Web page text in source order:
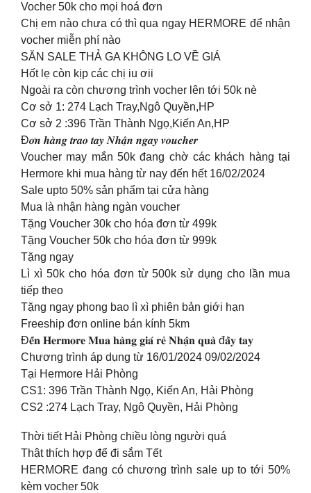
Vocher 50k cho mọi hoá đơn
Chị em nào chưa có thì qua ngay HERMORE để nhận
vocher miễn phí nào
SĂN SALE THẢ GA KHÔNG LO VỀ GIÁ
Hốt lẹ còn kịp các chị iu ơii
Ngoài ra còn chương trình vocher lên tới 50k nè
Cơ sở 1: 274 Lạch Tray,Ngô Quyền,HP
Cơ sở 2 :396 Trần Thành Ngọ,Kiến An,HP
Đ𝒐̛𝒏 𝒉𝒂̀𝒏𝒈 𝒕𝒓𝒂𝒐 𝒕𝒂𝒚 𝑵𝒉𝒂̣̂𝒏 𝒏𝒈𝒂𝒚 𝒗𝒐𝒖𝒄𝒉𝒆𝒓
Voucher may mắn 50k đang chờ các khách hàng tại
Hermore khi mua hàng từ nay đến hết 16/02/2024
Sale upto 50% sản phẩm tại cửa hàng
Mua là nhận hàng ngàn voucher
Tặng Voucher 30k cho hóa đơn từ 499k
Tặng Voucher 50k cho hóa đơn từ 999k
Tặng ngay
Lì xì 50k cho hóa đơn từ 500k sử dụng cho lần mua
tiếp theo
Tặng ngay phong bao lì xì phiên bản giới hạn
Freeship đơn online bán kính 5km
Đ𝐞̂́𝐧 𝐇𝐞𝐫𝐦𝐨𝐫𝐞 𝐌𝐮𝐚 𝐡𝐚̀𝐧𝐠 𝐠𝐢𝐚́ 𝐫𝐞̉ 𝐍𝐡𝐚̣̂𝐧 𝐪𝐮𝐚̀ đ𝐚̂̀𝐲 𝐭𝐚𝐲
Chương trình áp dụng từ 16/01/2024 09/02/2024
Tại Hermore Hải Phòng
CS1: 396 Trần Thành Ngọ, Kiến An, Hải Phòng
CS2 :274 Lạch Tray, Ngô Quyền, Hải Phòng
Thời tiết Hải Phòng chiều lòng người quá
Thật thích hợp để đi sắm Tết
HERMORE đang có chương trình sale up to tới 50%
kèm vocher 50k